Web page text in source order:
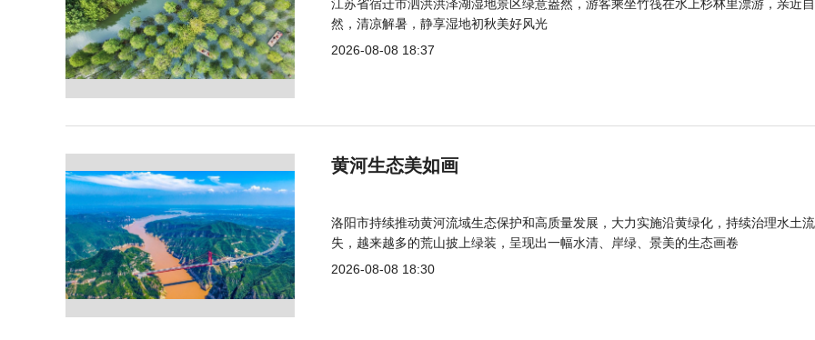
江苏省宿迁市泗洪洪泽湖湿地景区绿意盎然，游客乘坐竹筏在水上杉林里漂游，亲近自
然，清凉解暑，静享湿地初秋美好风光
2026-08-08 18:37
黄河生态美如画
洛阳市持续推动黄河流域生态保护和高质量发展，大力实施沿黄绿化，持续治理水土流
失，越来越多的荒山披上绿装，呈现出一幅水清、岸绿、景美的生态画卷
2026-08-08 18:30